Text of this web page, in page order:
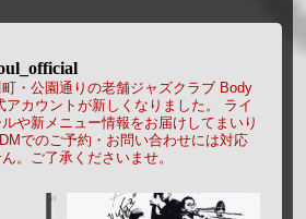
・公園通りの老舗ジャズクラブ Body
カウントが新しくなりました。
ライ
や新メニュー情報をお届けしてまいり
でのご予約・お問い合わせには対応
。ご了承くださいませ。